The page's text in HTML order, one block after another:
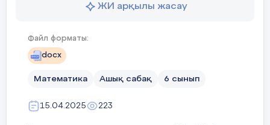
түгендеу.
пайдаланылатыны туралы айтады.
етіп алсақ, олардың бойында теріс жат
ЖИ арқылы жасау
Файл форматы:
docx
Математика Ашық сабақ 6 сынып
15.04.2025 223